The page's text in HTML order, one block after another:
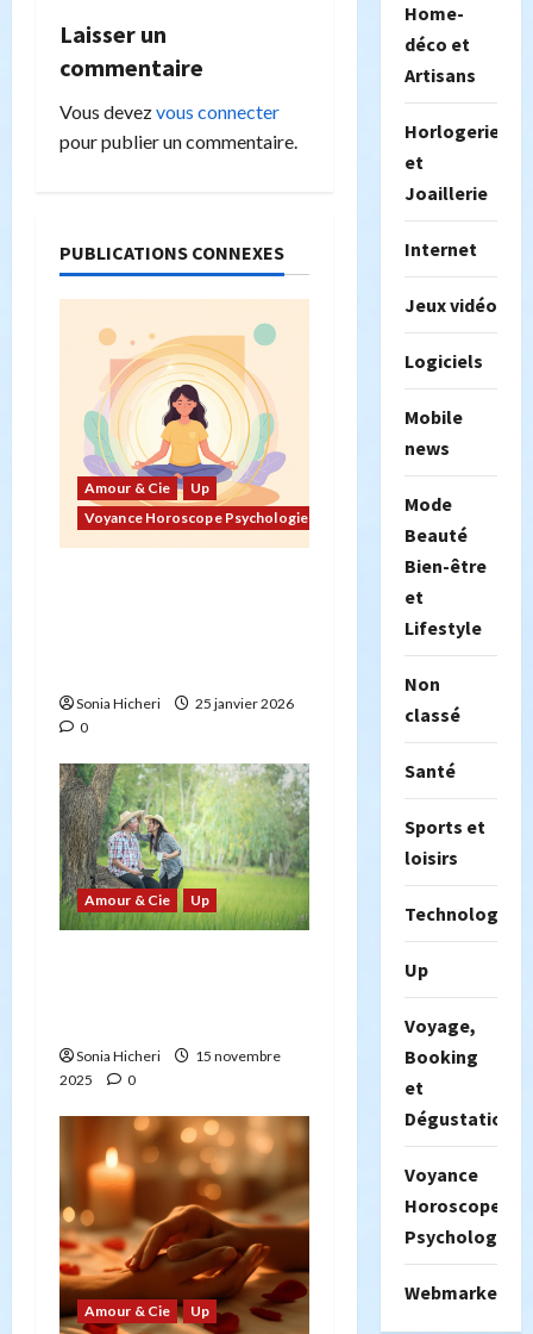
t
i
o
d
’
c
Laisser un
commentaire
Vous devezvous connecter
pour publier un commentaire.
PUBLICATIONS CONNEXES
Amour & Cie
Up
Voyance Horoscope Psychologie
Sonia Hicheri
25 janvier 2026
0
Amour & Cie Up
Sonia Hicheri
15 novembre
2025
0
Amour & Cie Up
Home-
déco et
Artisans
Horlogerie
et
Joaillerie
Internet
Jeux vidéo
Logiciels
Mobile
news
Mode
Beauté
Bien-être
et
Lifestyle
Non
classé
Santé
Sports et
loisirs
Technologie
Up
Voyage,
Booking
et
Dégustation
Voyance
Horoscope
Psychologie
Webmarketing